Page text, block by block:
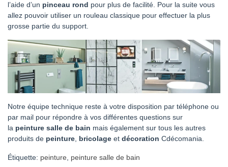
l’aide d’un pinceau rond pour plus de facilité. Pour la suite vous
allez pouvoir utiliser un rouleau classique pour effectuer la plus
grosse partie du support.
Notre équipe technique reste à votre disposition par téléphone ou
par mail pour répondre à vos différentes questions sur
la peinture salle de bain mais également sur tous les autres
produits de peinture bricolage et décoration Cdécomania.
Étiquette: peinture peinture salle de bain